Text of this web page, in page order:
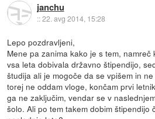
janchu
::22. avg 2014, 15:28
Lepo pozdravljeni,
Mene pa zanima kako je s tem,
vsa leta dobivala državno štipendijo,
študija ali je mogoče da se vpišem in
torej ne oddam vloge, končam prvi
ga ne zaključim, vendar se v
šolo. Ali po tem takem dobim štipendijo